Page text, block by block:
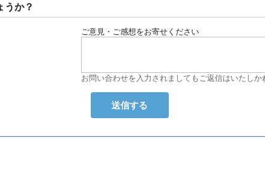
うか？
ご意見・ご感想をお寄せください
お問い合わせを入力されましてもご返信はいたしか